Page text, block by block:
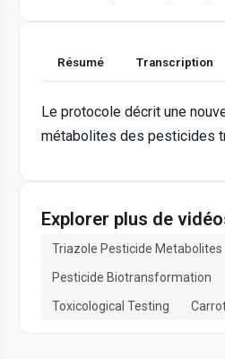
Résumé Transcription
Le protocole décrit une
métabolites des pesticides
Explorer plus de
Triazole Pesticide Metabolites
Pesticide Biotransformation
Toxicological Testing